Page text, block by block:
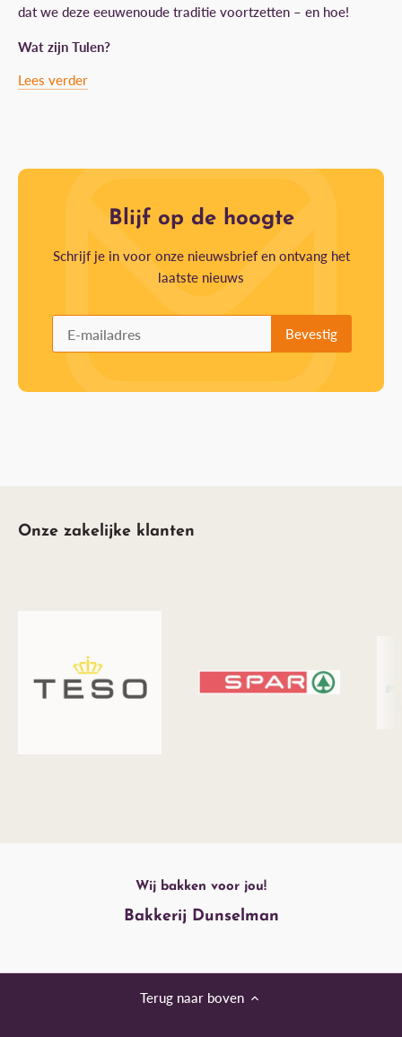
dat we deze eeuwenoude traditie voortzetten – en hoe!
Wat zijn Tulen?
Lees verder
Blijf op de hoogte
Schrijf je in voor onze nieuwsbrief en ontvang het
laatste nieuws
Onze zakelijke klanten
Wij bakken voor jou!
Bakkerij Dunselman
Terug naar boven